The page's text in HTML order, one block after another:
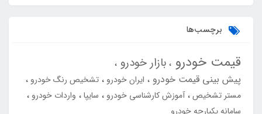
برچسب‌ها
قیمت خودرو بازار خودرو
پیش بینی قیمت خودرو ایران خودرو
تشخیص رنگ خودرو
مستر تشخیص آموزش کارشناسی خودرو سایپا
واردات خودرو
سامانه یکپارچه خودرو